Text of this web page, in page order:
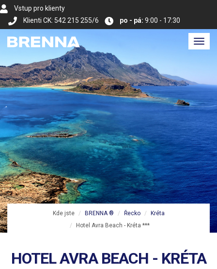
Vstup pro klienty
Klienti CK: 542 215 255/6
po - pá: 9:00 - 17:30
Kde jste BRENNA ® Řecko
Kréta
Hotel Avra Beach - Kréta ***
HOTEL AVRA BEACH - KRÉTA